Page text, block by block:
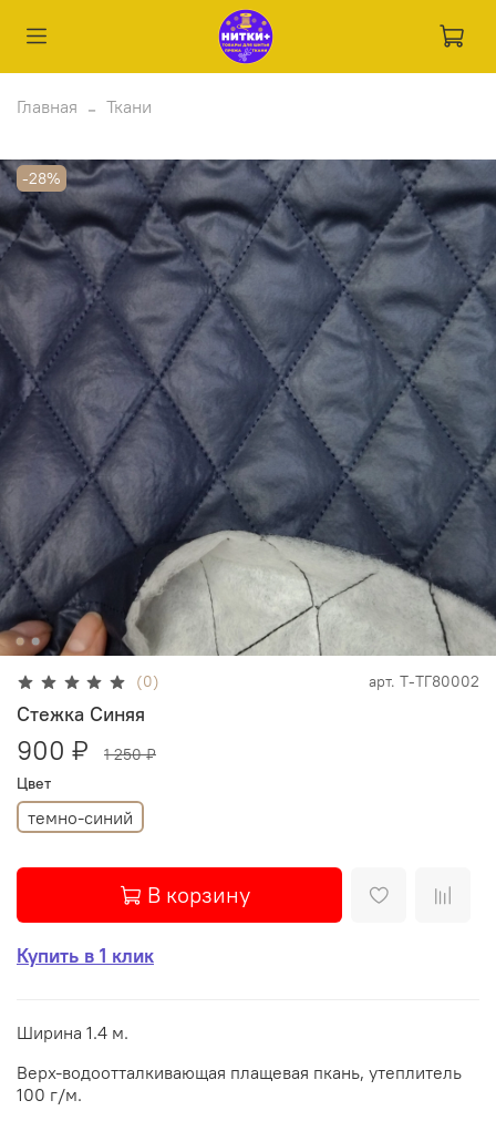
Главная Ткани
-28%
(0) арт. Т-ТГ80002
Стежка Синяя
900 ₽
1 250 ₽
Цвет
темно-синий
В корзину
Купить в 1 клик
Ширина 1.4 м.
Верх-водоотталкивающая плащевая пкань, утеплитель
100 г/м.